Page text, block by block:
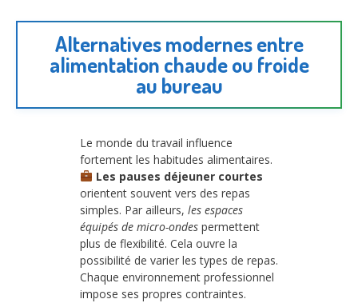
Alternatives modernes entre
alimentation chaude ou froide
au bureau
Le monde du travail influence
fortement les habitudes alimentaires.
Les pauses déjeuner courtes
orientent souvent vers des repas
simples. Par ailleurs, les espaces
équipés de micro-ondes permettent
plus de flexibilité. Cela ouvre la
possibilité de varier les types de repas.
Chaque environnement professionnel
impose ses propres contraintes.